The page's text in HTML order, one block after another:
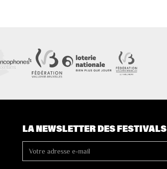
LA NEWSLETTER DES FESTIVALS